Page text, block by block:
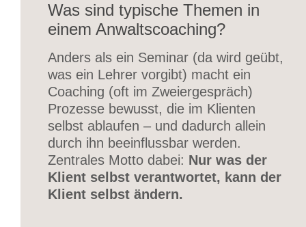
Was sind typische Themen in
einem Anwaltscoaching?
Anders als ein Seminar (da wird geübt,
was ein Lehrer vorgibt) macht ein
Coaching (oft im Zweiergespräch)
Prozesse bewusst, die im Klienten
selbst ablaufen – und dadurch allein
durch ihn beeinflussbar werden.
Zentrales Motto dabei: Nur was der
Klient selbst verantwortet, kann der
Klient selbst ändern.